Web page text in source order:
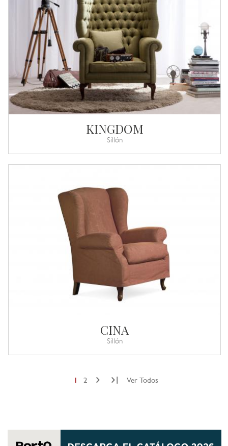
KINGDOM
Sillón
CINA
Sillón
2 Ver Todos